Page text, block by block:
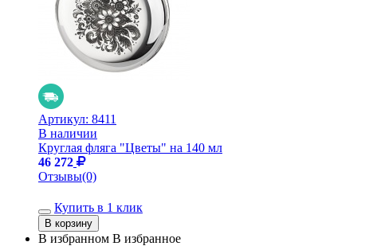
Артикул: 8411
В наличии
Круглая фляга "Цветы" на 140 мл
46 272
Отзывы(0)
Купить в 1 клик
В избранном В избранное